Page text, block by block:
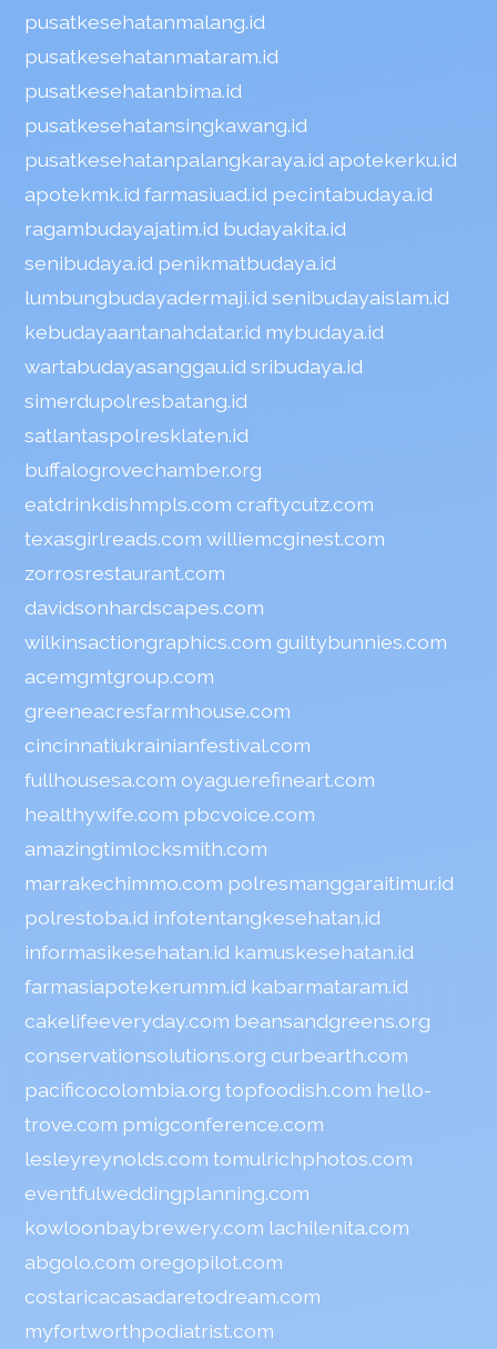
pusatkesehatanmalang.id
pusatkesehatanmataram.id
pusatkesehatanbima.id
pusatkesehatansingkawang.id
pusatkesehatanpalangkaraya.id apotekerku.id
apotekmk.id farmasiuad.id pecintabudaya.id
ragambudayajatim.id budayakita.id
senibudaya.id penikmatbudaya.id
lumbungbudayadermaji.id senibudayaislam.id
kebudayaantanahdatar.id mybudaya.id
wartabudayasanggau.id sribudaya.id
simerdupolresbatang.id
satlantaspolresklaten.id
buffalogrovechamber.org
eatdrinkdishmpls.com craftycutz.com
texasgirlreads.com williemcginest.com
zorrosrestaurant.com
davidsonhardscapes.com
wilkinsactiongraphics.com guiltybunnies.com
acemgmtgroup.com
greeneacresfarmhouse.com
cincinnatiukrainianfestival.com
fullhousesa.com oyaguerefineart.com
healthywife.com pbcvoice.com
amazingtimlocksmith.com
marrakechimmo.com polresmanggaraitimur.id
polrestoba.id infotentangkesehatan.id
informasikesehatan.id kamuskesehatan.id
farmasiapotekerumm.id kabarmataram.id
cakelifeeveryday.com beansandgreens.org
conservationsolutions.org curbearth.com
pacificocolombia.org topfoodish.com hello-
trove.com pmigconference.com
lesleyreynolds.com tomulrichphotos.com
eventfulweddingplanning.com
kowloonbaybrewery.com lachilenita.com
abgolo.com oregopilot.com
costaricacasadaretodream.com
myfortworthpodiatrist.com